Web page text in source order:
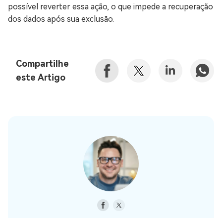
possível reverter essa ação, o que impede a recuperação
dos dados após sua exclusão.
Compartilhe
este Artigo